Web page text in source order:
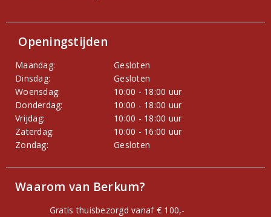
Openingstijden
Maandag:
Gesloten
Dinsdag:
Gesloten
Woensdag:
10:00 - 18:00 uur
Donderdag:
10:00 - 18:00 uur
Vrijdag:
10:00 - 18:00 uur
Zaterdag:
10:00 - 16:00 uur
Zondag:
Gesloten
Waarom van Berkum?
Gratis thuisbezorgd vanaf € 100,-